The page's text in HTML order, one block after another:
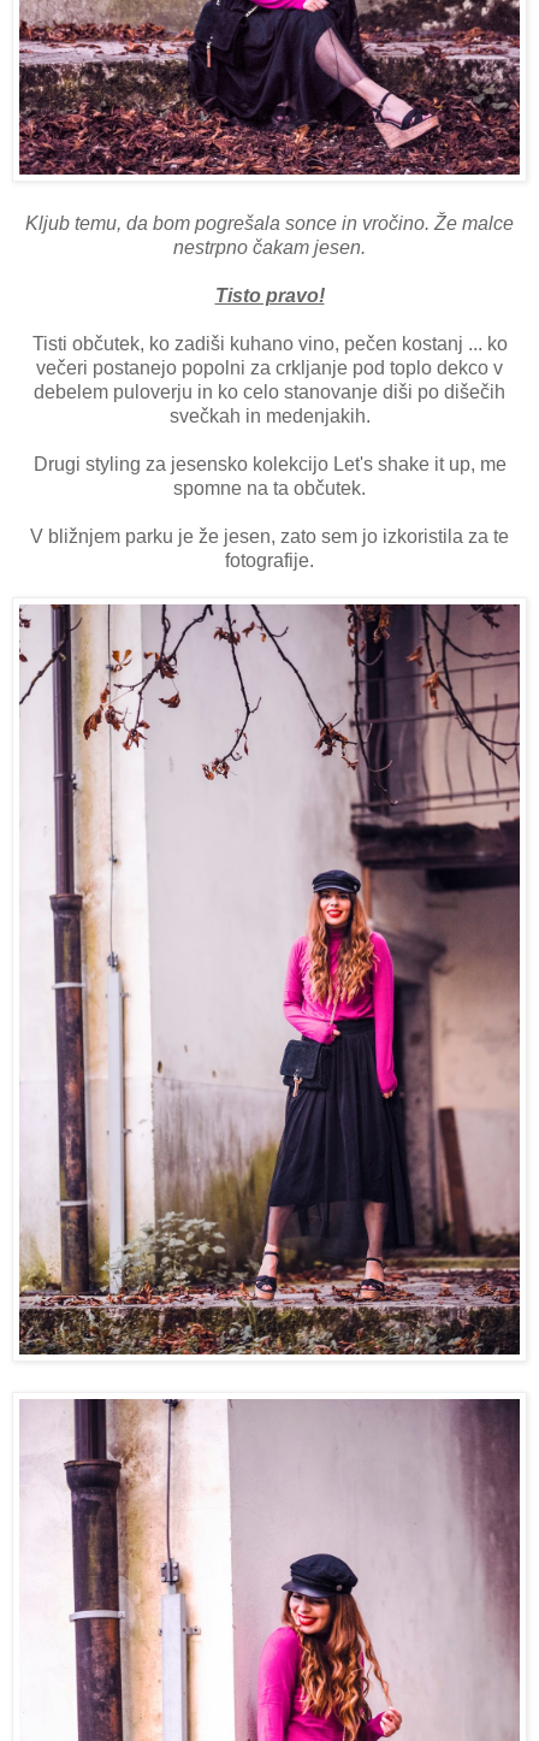
Kljub temu, da bom pogrešala sonce in vročino. Že malce
nestrpno čakam jesen.
Tisto pravo!
Tisti občutek, ko zadiši kuhano vino, pečen kostanj ... ko
večeri postanejo popolni za crkljanje pod toplo dekco v
debelem puloverju in ko celo stanovanje diši po dišečih
svečkah in medenjakih.
Drugi styling za jesensko kolekcijo Let's shake it up, me
spomne na ta občutek.
V bližnjem parku je že jesen, zato sem jo izkoristila za te
fotografije.